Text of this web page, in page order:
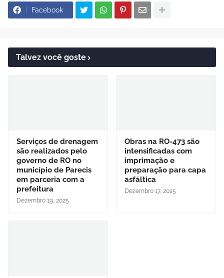
Facebook
Talvez você goste
Serviços de drenagem
são realizados pelo
governo de RO no
município de Parecis
em parceria com a
prefeitura
Dezembro 19, 2025
Obras na RO-473 são
intensificadas com
imprimação e
preparação para capa
asfáltica
Dezembro 17, 2025